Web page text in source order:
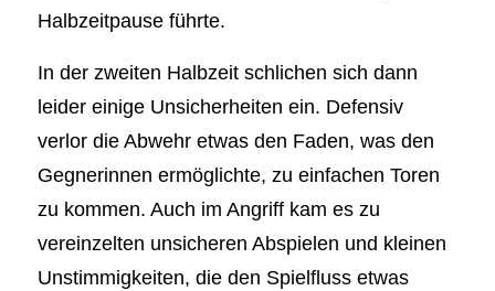
Halbzeitpause führte.
In der zweiten Halbzeit schlichen sich dann
leider einige Unsicherheiten ein. Defensiv
verlor die Abwehr etwas den Faden, was den
Gegnerinnen ermöglichte, zu einfachen Toren
zu kommen. Auch im Angriff kam es zu
vereinzelten unsicheren Abspielen und kleinen
Unstimmigkeiten, die den Spielfluss etwas